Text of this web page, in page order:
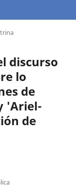
discurso
lo
de
'Ariel-
de